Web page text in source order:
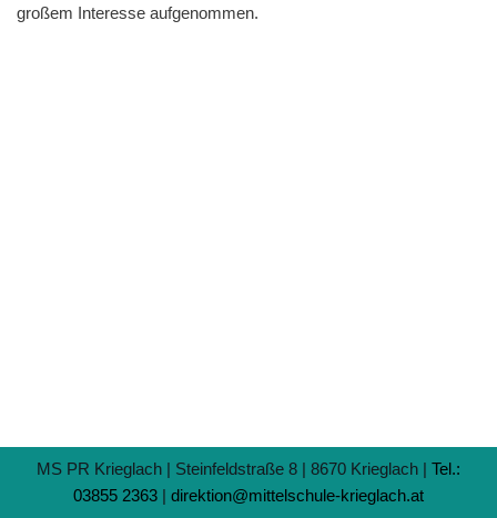
großem Interesse aufgenommen.
MS PR Krieglach | Steinfeldstraße 8 | 8670 Krieglach | Tel.:
03855 2363 | direktion@mittelschule-krieglach.at